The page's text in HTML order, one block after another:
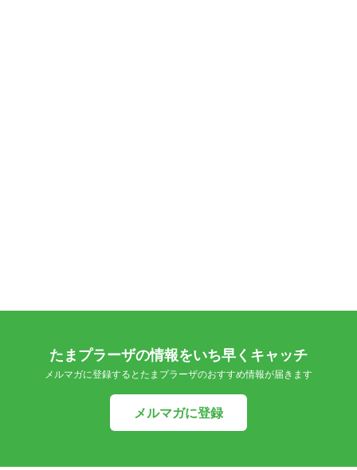
たまプラーザの情報をいち早くキャッチ
メルマガに登録するとたまプラーザのおすすめ情報が届きます
メルマガに登録